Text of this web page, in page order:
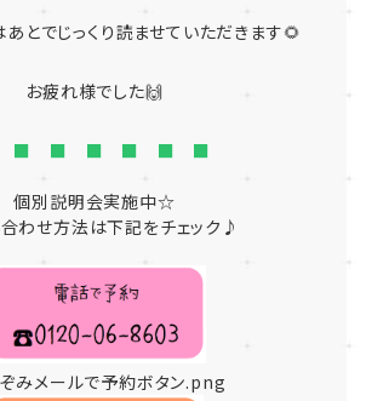
あとでじっくり読ませていただきます🌻
お疲れ様でした🙌
■ ■ ■ ■ ■ ■
個別説明会実施中☆
わせ方法は下記をチェック♪